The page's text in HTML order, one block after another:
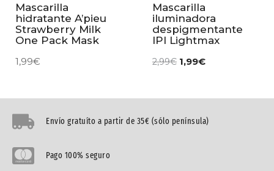
Mascarilla
hidratante A’pieu
Strawberry Milk
One Pack Mask
1,99€
Mascarilla
iluminadora
despigmentante
IPI Lightmax
2,99€ 1,99€
Envío gratuíto a partir de 35€ (sólo península)
Pago 100% seguro